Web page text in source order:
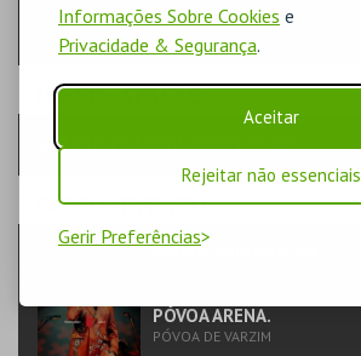
Informações Sobre Cookies e
Privacidade & Segurança.
Aceitar
Rejeitar não essenciais
Gerir Preferências
PASSO- SESSÃO
SÁBADO | 14 NOV 2026 | 21:30
PASSO- EVENTO
PEDRO ABRUNHOSA
PÓVOA ARENA.
PÓVOA DE VARZIM